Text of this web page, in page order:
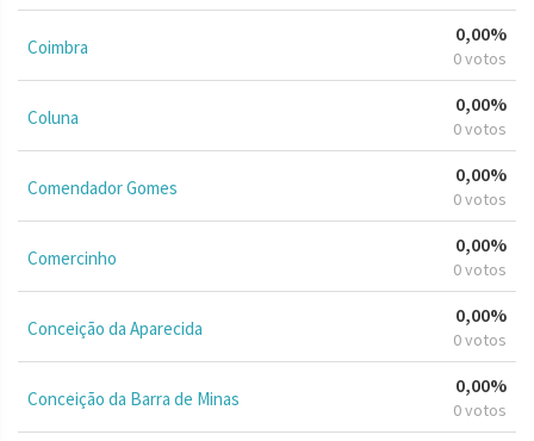
Coimbra
0,00%
0 votos
Coluna
0,00%
0 votos
Comendador Gomes
0,00%
0 votos
Comercinho
0,00%
0 votos
Conceição da Aparecida
0,00%
0 votos
Conceição da Barra de Minas
0,00%
0 votos